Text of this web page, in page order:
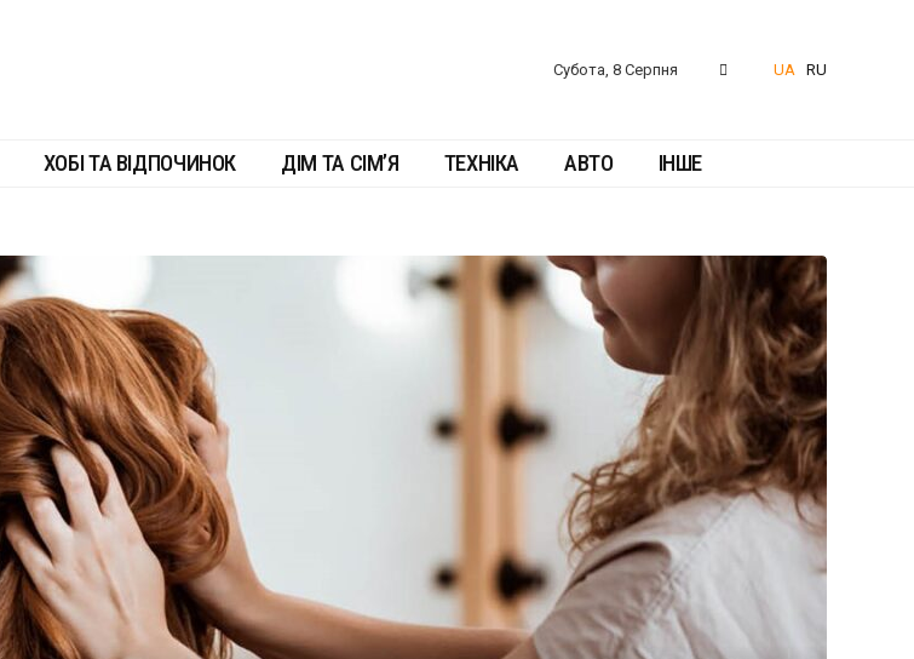
Субота, 8 Серпня UA RU
ХОБІ ТА ВІДПОЧИНОК ДІМ ТА СІМ’Я ТЕХНІКА АВТО ІНШЕ